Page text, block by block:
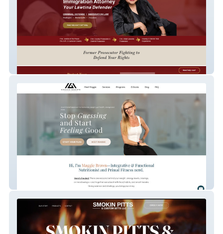
Janie Jaimez, Law
Maggie Brown Nutrition & Coaching